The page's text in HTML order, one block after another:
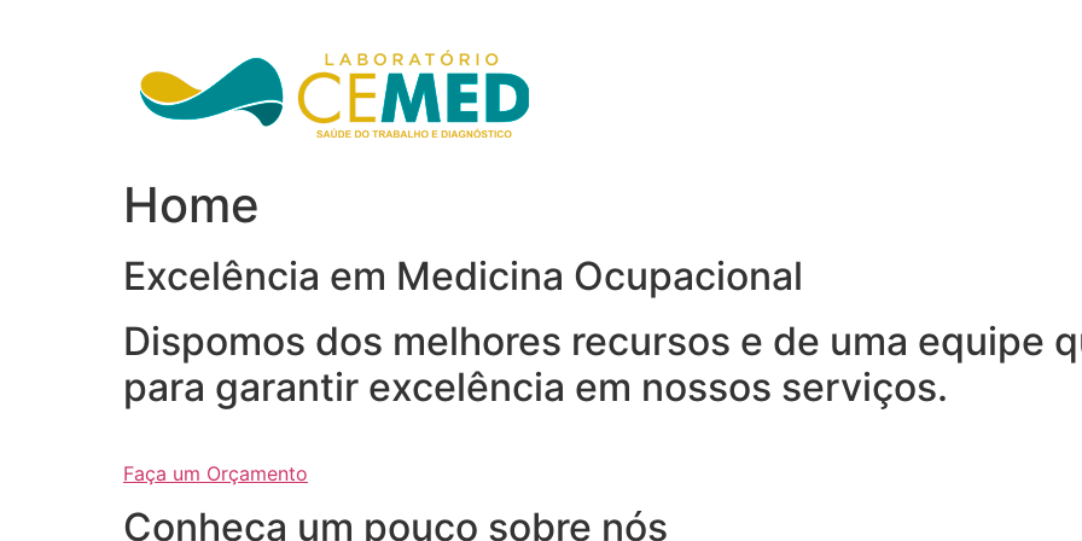
Home
Excelência em Medicina Ocupacional
Dispomos dos melhores recursos e de uma equipe
para garantir excelência em nossos serviços.
Faça um Orçamento
Conheça um pouco sobre nós